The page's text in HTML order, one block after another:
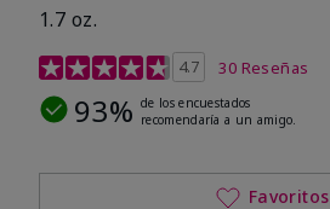
1.7 oz.
Calificación de clientes de 5 de 5
4.7 30 Reseñas
93% de los encuestados
recomendaría a un amigo.
Favoritos